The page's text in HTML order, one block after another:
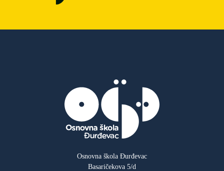
Osnovna škola Đurđevac
Basaričekova 5/d